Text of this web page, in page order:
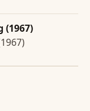
(1967)